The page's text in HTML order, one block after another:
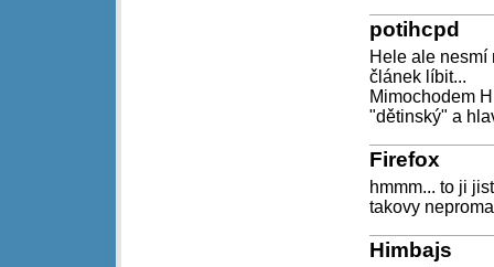
potihcpd
Hele ale nesmí
článek líbit...
Mimochodem
"dětinský" a
Firefox
hmmm... to ji
takovy
Himbajs